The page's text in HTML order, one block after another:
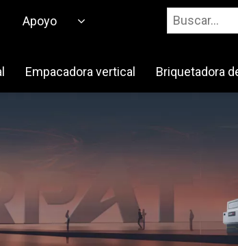
Apoyo
Empacadora vertical Briquetadora